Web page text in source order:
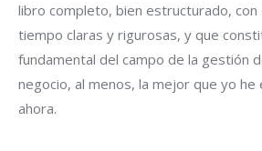
libro completo, bien estructurado, con
tiempo claras y rigurosas, y que
fundamental del campo de la gestión
negocio, al menos, la mejor que yo he
ahora.